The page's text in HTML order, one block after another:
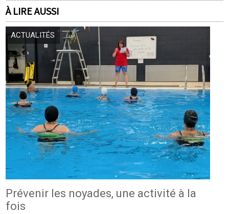
À LIRE AUSSI
ACTUALITÉS
Prévenir les noyades, une activité à la
fois